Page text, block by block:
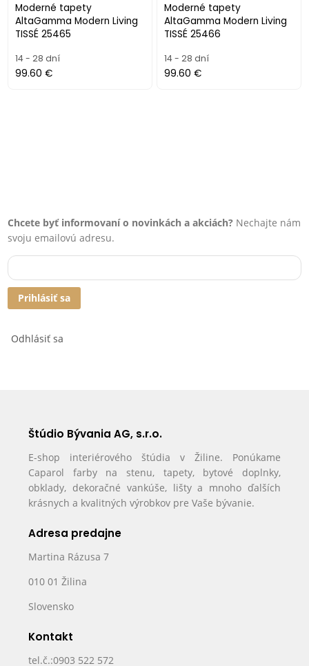
Moderné tapety
AltaGamma Modern Living
TISSÉ 25465
14 - 28 dní
99.60 €
Moderné tapety
AltaGamma Modern Living
TISSÉ 25466
14 - 28 dní
99.60 €
Chcete byť informovaní o novinkách a akciách? Nechajte nám
svoju emailovú adresu.
Prihlásiť sa
Odhlásiť sa
Štúdio Bývania AG, s.r.o.
E-shop interiérového štúdia v Žiline. Ponúkame
Caparol farby na stenu, tapety, bytové doplnky,
obklady, dekoračné vankúše, lišty a mnoho ďalších
krásnych a kvalitných výrobkov pre Vaše bývanie.
Adresa predajne
Martina Rázusa 7
010 01 Žilina
Slovensko
Kontakt
tel.č.:0903 522 572